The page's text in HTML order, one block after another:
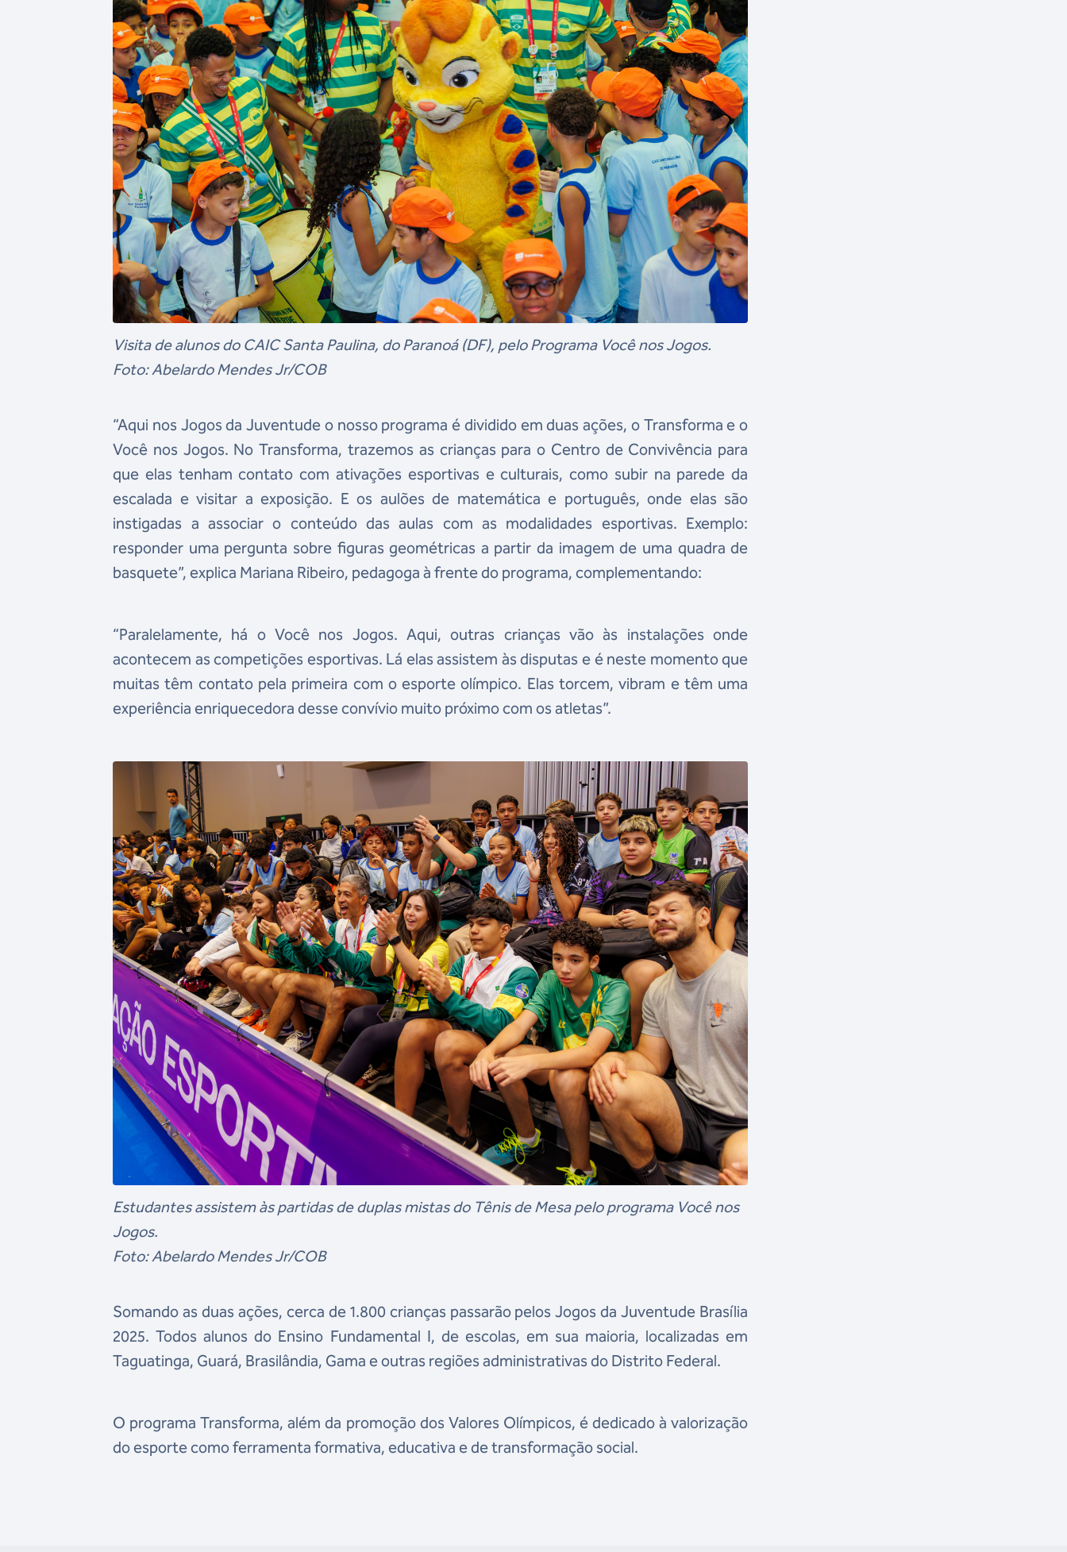
Visita de alunos do CAIC Santa Paulina, do Paranoá (DF), pelo Programa Você nos Jogos.
Foto: Abelardo Mendes Jr/COB
“Aqui nos Jogos da Juventude o nosso programa é dividido em duas ações, o Transforma e o
Você nos Jogos. No Transforma, trazemos as crianças para o Centro de Convivência para
que elas tenham contato com ativações esportivas e culturais, como subir na parede da
escalada e visitar a exposição. E os aulões de matemática e português, onde elas são
instigadas a associar o conteúdo das aulas com as modalidades esportivas. Exemplo:
responder uma pergunta sobre figuras geométricas a partir da imagem de uma quadra de
basquete”, explica Mariana Ribeiro, pedagoga à frente do programa, complementando:
“Paralelamente, há o Você nos Jogos. Aqui, outras crianças vão às instalações onde
acontecem as competições esportivas. Lá elas assistem às disputas e é neste momento que
muitas têm contato pela primeira com o esporte olímpico. Elas torcem, vibram e têm uma
experiência enriquecedora desse convívio muito próximo com os atletas”.
Estudantes assistem às partidas de duplas mistas do Tênis de Mesa pelo programa Você nos
Jogos.
Foto: Abelardo Mendes Jr/COB
Somando as duas ações, cerca de 1.800 crianças passarão pelos Jogos da Juventude Brasília
2025. Todos alunos do Ensino Fundamental I, de escolas, em sua maioria, localizadas em
Taguatinga, Guará, Brasilândia, Gama e outras regiões administrativas do Distrito Federal.
O programa Transforma, além da promoção dos Valores Olímpicos, é dedicado à valorização
do esporte como ferramenta formativa, educativa e de transformação social.